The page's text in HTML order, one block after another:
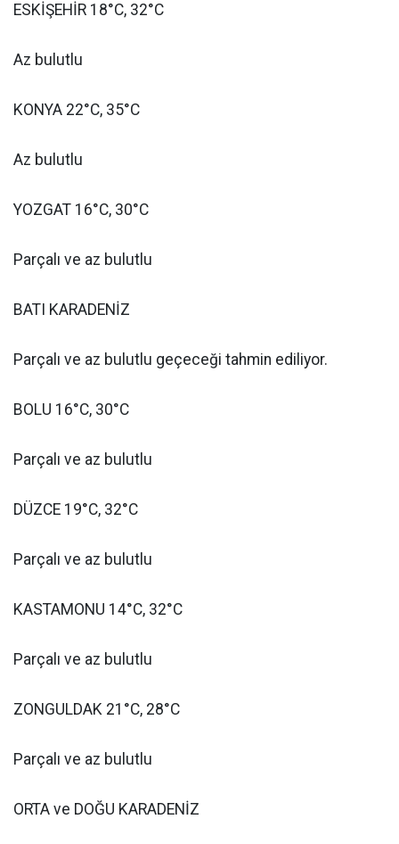
ESKİŞEHİR 18°C, 32°C
Az bulutlu
KONYA 22°C, 35°C
Az bulutlu
YOZGAT 16°C, 30°C
Parçalı ve az bulutlu
BATI KARADENİZ
Parçalı ve az bulutlu geçeceği tahmin ediliyor.
BOLU 16°C, 30°C
Parçalı ve az bulutlu
DÜZCE 19°C, 32°C
Parçalı ve az bulutlu
KASTAMONU 14°C, 32°C
Parçalı ve az bulutlu
ZONGULDAK 21°C, 28°C
Parçalı ve az bulutlu
ORTA ve DOĞU KARADENİZ